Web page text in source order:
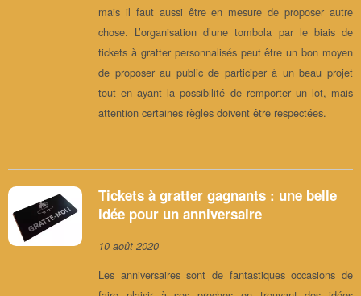
mais il faut aussi être en mesure de proposer autre
chose. L’organisation d’une tombola par le biais de
tickets à gratter personnalisés peut être un bon moyen
de proposer au public de participer à un beau projet
tout en ayant la possibilité de remporter un lot, mais
attention certaines règles doivent être respectées.
Tickets à gratter gagnants : une belle
idée pour un anniversaire
10 août 2020
Les anniversaires sont de fantastiques occasions de